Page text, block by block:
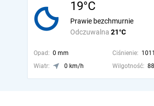
19°C
Odczuwalna 21°C
Prawie bezchmurnie
Opad: 0 mm Ciśnienie:
Wiatr:
0 km/h Wilgotność: